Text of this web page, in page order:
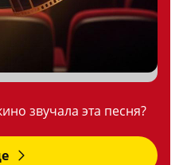
звучала эта песня?